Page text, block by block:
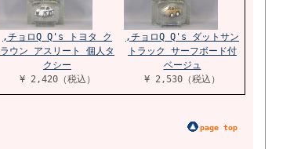
,チョロQ Q's トヨタ ク
ラウン アスリート 個人タ
クシー
¥ 2,420（税込）
,チョロQ Q's ダットサン
トラック サーフボード付
ベージュ
¥ 2,530（税込）
page top